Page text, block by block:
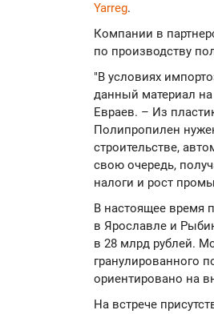
Yarreg.
Компании в
по производству
"В условиях
данный материал
Евраев. – Из
Полипропилен
строительстве,
свою очередь,
налоги и рост
В настоящее время
в Ярославле и
в 28 млрд рублей.
гранулированного
ориентировано на
На встрече